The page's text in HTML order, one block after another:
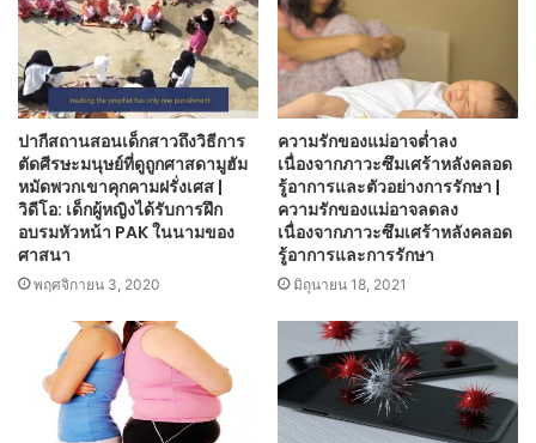
ปากีสถานสอนเด็กสาวถึงวิธีการ
ตัดศีรษะมนุษย์ที่ดูถูกศาสดามูฮัม
หมัดพวกเขาคุกคามฝรั่งเศส |
วิดีโอ: เด็กผู้หญิงได้รับการฝึก
อบรมหัวหน้า PAK ในนามของ
ศาสนา
พฤศจิกายน 3, 2020
ความรักของแม่อาจต่ำลง
เนื่องจากภาวะซึมเศร้าหลังคลอด
รู้อาการและตัวอย่างการรักษา |
ความรักของแม่อาจลดลง
เนื่องจากภาวะซึมเศร้าหลังคลอด
รู้อาการและการรักษา
มิถุนายน 18, 2021